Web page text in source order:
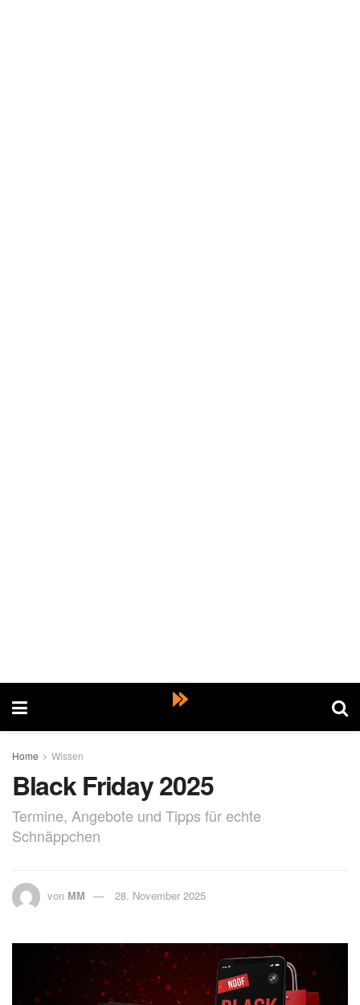
Home Wissen
Black Friday 2025
Termine, Angebote und Tipps für echte
Schnäppchen
von MM 28. November 2025